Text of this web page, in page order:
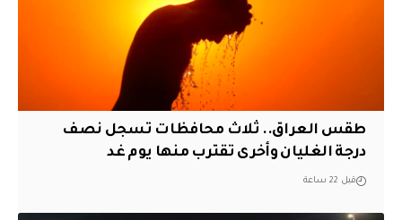
طقس العراق.. ثلاث محافظات تسجل نصف
درجة الغليان وأخرى تقترب منها يوم غد
قبل 22 ساعة